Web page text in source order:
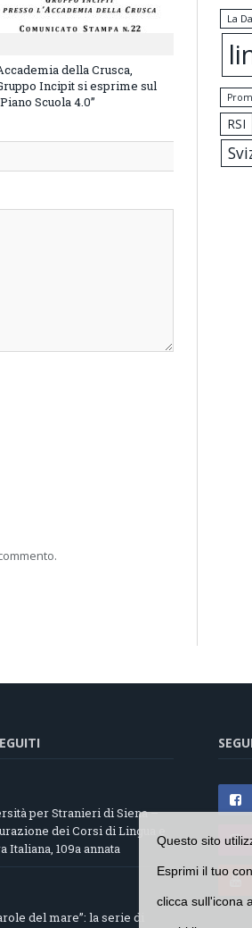
della Crusca,
Incipit si esprime sul
Scuola 4.0”
La
RSI
per Stranieri di Siena –
dei Corsi di Lingua e
Italiana, 109a annata
del mare”: la serie di
Questo sito
Esprimi il tuo
clicca sull'icona